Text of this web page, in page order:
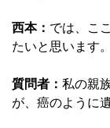
西本： では、こ
たいと思います。
質問者： 私の親
が、癌のように